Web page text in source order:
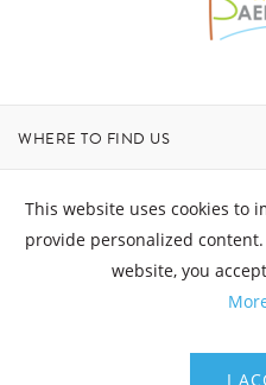
WHERE TO FIND US
CONTACT
OPENING HOURS
This website uses cookies to
provide personalized
website, you
I